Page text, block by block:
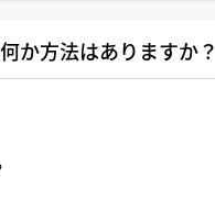
か方法はありますか？